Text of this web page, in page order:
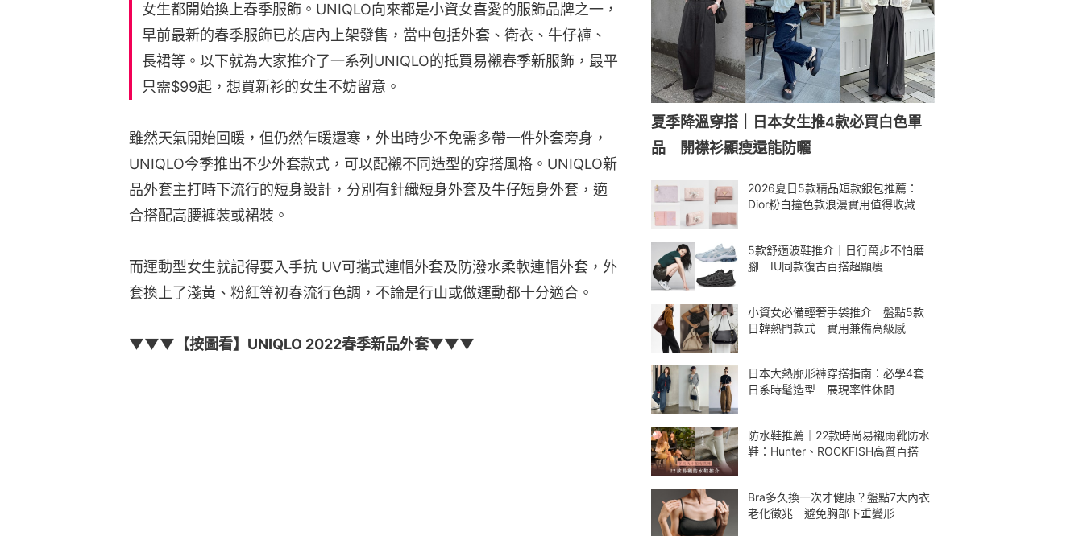
女生都開始換上春季服飾。UNIQLO向來都是小資女喜愛的服飾品牌之一，
早前最新的春季服飾已於店內上架發售，當中包括外套、衛衣、牛仔褲、
長裙等。以下就為大家推介了一系列UNIQLO的抵買易襯春季新服飾，最平
只需$99起，想買新衫的女生不妨留意。
雖然天氣開始回暖，但仍然乍暖還寒，外出時少不免需多帶一件外套旁身，
UNIQLO今季推出不少外套款式，可以配襯不同造型的穿搭風格。UNIQLO新
品外套主打時下流行的短身設計，分別有針織短身外套及牛仔短身外套，適
合搭配高腰褲裝或裙裝。
而運動型女生就記得要入手抗 UV可攜式連帽外套及防潑水柔軟連帽外套，外
套換上了淺黃、粉紅等初春流行色調，不論是行山或做運動都十分適合。
▼▼▼【按圖看】UNIQLO 2022春季新品外套▼▼▼
夏季降溫穿搭｜日本女生推4款必買白色單
品 開襟衫顯瘦還能防曬
2026夏日5款精品短款銀包推薦：
Dior粉白撞色款浪漫實用值得收藏
5款舒適波鞋推介｜日行萬步不怕磨
腳 IU同款復古百搭超顯瘦
小資女必備輕奢手袋推介 盤點5款
日韓熱門款式 實用兼備高級感
日本大熱廓形褲穿搭指南：必學4套
日系時髦造型 展現率性休閒
防水鞋推薦｜22款時尚易襯雨靴防水
鞋：Hunter、ROCKFISH高質百搭
Bra多久換一次才健康？盤點7大內衣
老化徵兆 避免胸部下垂變形